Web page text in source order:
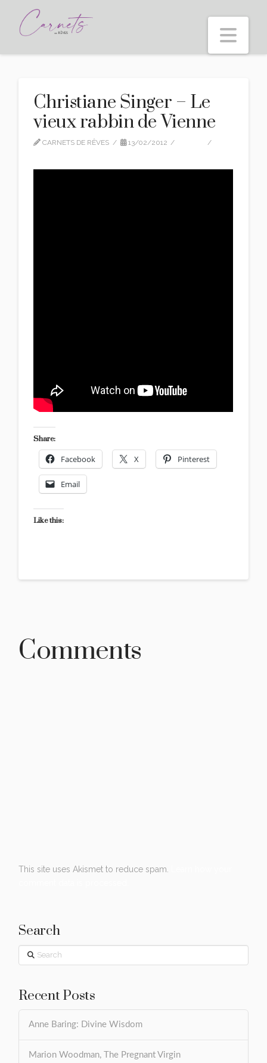
Christiane Singer – Le
vieux rabbin de Vienne
CARNETS DE RÊVES 13/02/2012
Share:
Facebook X Pinterest
Email
Like this:
Comments
This site uses Akismet to reduce spam.
Search
Search
Recent Posts
Anne Baring: Divine Wisdom
Marion Woodman, The Pregnant Virgin